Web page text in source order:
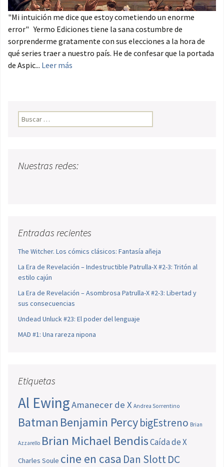
"Mi intuición me dice que estoy cometiendo un enorme
error" Yermo Ediciones tiene la sana costumbre de
sorprenderme gratamente con sus elecciones a la hora de
qué series traer a nuestro país. He de confesar que la portada
de Aspic... Leer más
Buscar:
Nuestras redes:
Entradas recientes
The Witcher. Los cómics clásicos: Fantasía añeja
La Era de Revelación – Indestructible Patrulla-X #2-3: Tritón al
estilo cajún
La Era de Revelación – Asombrosa Patrulla-X #2-3: Libertad y
sus consecuencias
Undead Unluck #23: El poder del lenguaje
MAD #1: Una rareza nipona
Etiquetas
Al EwingAmanecer de X Andrea Sorrentino
Batman Benjamin PercybigEstreno Brian
Azzarello Brian Michael BendisCaída de X
Charles Soule cine en casa Dan SlottDC